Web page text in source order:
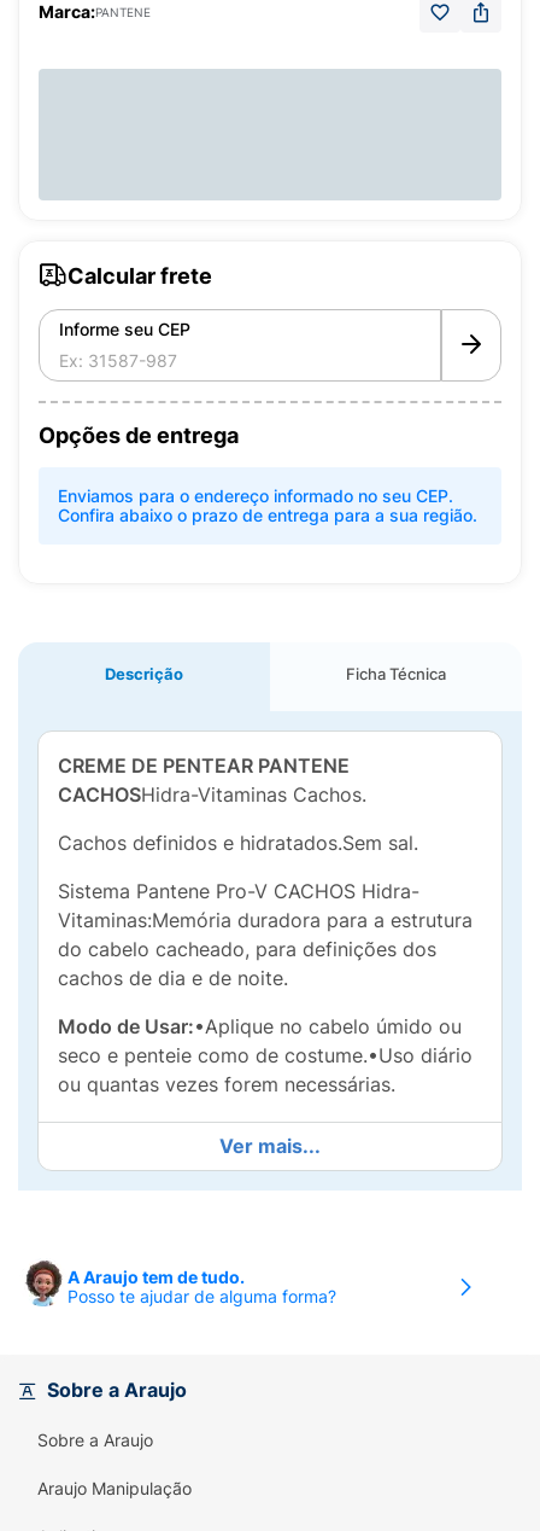
Marca:PANTENE
Calcular frete
Informe seu CEP
Opções de entrega
Enviamos para o endereço informado no seu CEP.
Confira abaixo o prazo de entrega para a sua região.
Descrição Ficha Técnica
CREME DE PENTEAR PANTENE
CACHOSHidra-Vitaminas Cachos.
Cachos definidos e hidratados.Sem sal.
Sistema Pantene Pro-V CACHOS Hidra-
Vitaminas:Memória duradora para a estrutura
do cabelo cacheado, para definições dos
cachos de dia e de noite.
Modo de Usar:•Aplique no cabelo úmido ou
seco e penteie como de costume.•Uso diário
ou quantas vezes forem necessárias.
Ver mais...
A Araujo tem de tudo.
Posso te ajudar de alguma forma?
Sobre a Araujo
Sobre a Araujo
Araujo Manipulação